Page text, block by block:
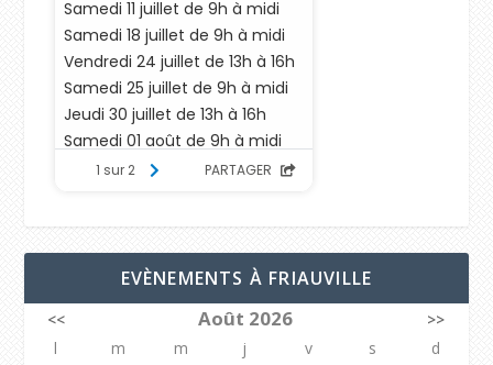
EVÈNEMENTS À FRIAUVILLE
<< Août 2026
>>
l
m m j v s
d